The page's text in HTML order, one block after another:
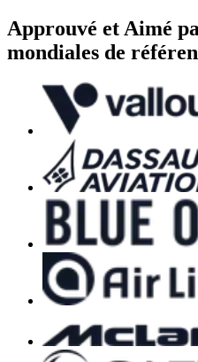
Approuvé et Aimé
mondiales de